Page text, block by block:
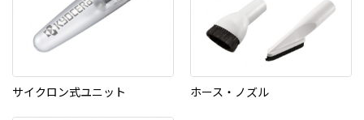
サイクロン式ユニット ホース・ノズル